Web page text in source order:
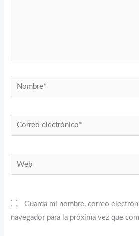
Nombre*
Correo
electrónico*
Web
Guarda mi nombre, correo
navegador para la próxima vez que